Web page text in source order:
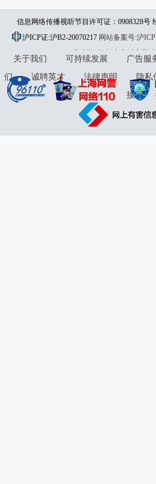
信息网络传播视听节目许可证：0908328号
913101046312860336 违法和不良信息
沪ICP证:沪B2-20070217 网站备案号:沪
31010402000120号版权所有:东方财富网
关于我们 可持续发展 广告服
们
诚聘英才 法律声明 隐私
接